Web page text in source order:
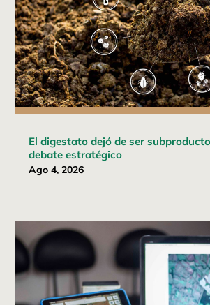
El digestato dejó de ser
debate estratégico
Ago 4, 2026